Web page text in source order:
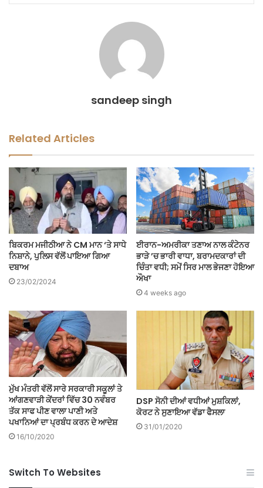
sandeep singh
Related Articles
ਬਿਕਰਮ ਮਜੀਠੀਆ ਨੇ CM ਮਾਨ ‘ਤੇ ਸਾਧੇ
ਨਿਸ਼ਾਨੇ, ਪੁਲਿਸ ਵੱਲੋਂ ਪਾਇਆ ਗਿਆ
ਦਬਾਅ
23/02/2024
ਈਰਾਨ-ਅਮਰੀਕਾ ਤਣਾਅ ਨਾਲ ਕੰਟੇਨਰ
ਭਾੜੇ ’ਚ ਭਾਰੀ ਵਾਧਾ, ਬਰਾਮਦਕਾਰਾਂ ਦੀ
ਚਿੰਤਾ ਵਧੀ; ਸਮੇਂ ਸਿਰ ਮਾਲ ਭੇਜਣਾ ਹੋਇਆ
ਔਖਾ
4 weeks ago
ਮੁੱਖ ਮੰਤਰੀ ਵੱਲੋਂ ਸਾਰੇ ਸਰਕਾਰੀ ਸਕੂਲਾਂ ਤੇ
ਆਂਗਣਵਾੜੀ ਕੇਂਦਰਾਂ ਵਿੱਚ 30 ਨਵੰਬਰ
ਤੱਕ ਸਾਫ ਪੀਣ ਵਾਲਾ ਪਾਣੀ ਅਤੇ
ਪਖਾਨਿਆਂ ਦਾ ਪ੍ਰਬੰਧ ਕਰਨ ਦੇ ਆਦੇਸ਼
16/10/2020
DSP ਸੋਨੀ ਦੀਆਂ ਵਧੀਆਂ ਮੁਸ਼ਕਿਲਾਂ,
ਕੋਰਟ ਨੇ ਸੁਣਾਇਆ ਵੱਡਾ ਫੈਸਲਾ
31/01/2020
Switch To Websites